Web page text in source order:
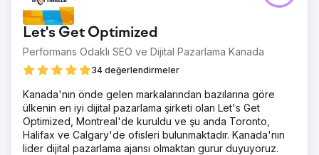
Let's Get Optimized
Performans Odaklı SEO ve Dijital Pazarlama Kanada
34 değerlendirmeler
Kanada'nın önde gelen markalarından bazılarına göre
ülkenin en iyi dijital pazarlama şirketi olan Let's Get
Optimized, Montreal'de kuruldu ve şu anda Toronto,
Halifax ve Calgary'de ofisleri bulunmaktadır. Kanada'nın
lider dijital pazarlama ajansı olmaktan gurur duyuyoruz.